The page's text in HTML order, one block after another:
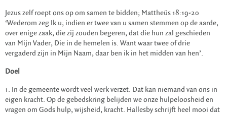
Jezus zelf roept ons op om samen te bidden; Mattheüs 18:19-20
‘Wederom zeg Ik u; indien er twee van u samen stemmen op de aarde,
over enige zaak, die zij zouden begeren, dat die hun zal geschieden
van Mijn Vader, Die in de hemelen is. Want waar twee of drie
vergaderd zijn in Mijn Naam, daar ben ik in het midden van hen’.
Doel
1. In de gemeente wordt veel werk verzet. Dat kan niemand van ons in
eigen kracht. Op de gebedskring belijden we onze hulpeloosheid en
vragen om Gods hulp, wijsheid, kracht. Hallesby schrijft heel mooi dat